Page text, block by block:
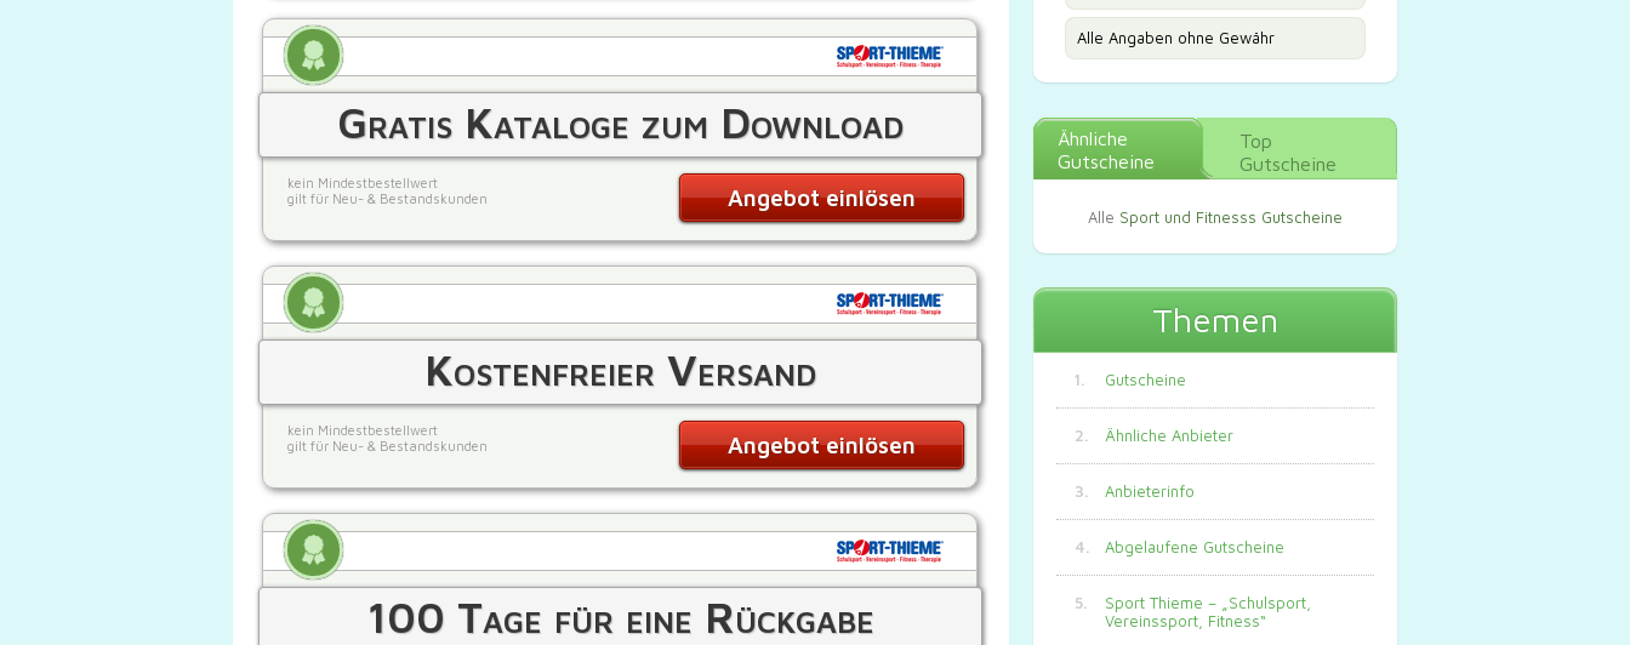
Gratis Kataloge zum Download
kein Mindestbestellwert
gilt für Neu- & Bestandskunden
Angebot einlösen
Kostenfreier Versand
kein Mindestbestellwert
gilt für Neu- & Bestandskunden
Angebot einlösen
100 Tage für eine Rückgabe
Alle Angaben ohne Gewähr
Ähnliche
Gutscheine
Top
Gutscheine
Alle Sport und Fitnesss Gutscheine
Themen
Gutscheine
Ähnliche Anbieter
Anbieterinfo
Abgelaufene Gutscheine
Sport Thieme – „Schulsport,
Vereinssport, Fitness“